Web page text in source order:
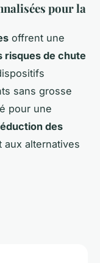
pour la
offrent une
risques de chute
sans grosse
pour une
des
aux alternatives